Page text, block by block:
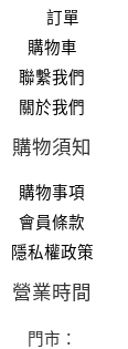
訂單
購物車
聯繫我們
關於我們
購物須知
購物事項
會員條款
隱私權政策
營業時間
門市：